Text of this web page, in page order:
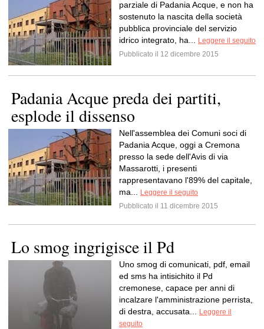
parziale di Padania Acque, e non ha
sostenuto la nascita della società
pubblica provinciale del servizio
idrico integrato, ha...
Leggere il seguito
Pubblicato il 12 dicembre 2015
Padania Acque preda dei partiti,
esplode il dissenso
Nell'assemblea dei Comuni soci di
Padania Acque, oggi a Cremona
presso la sede dell'Avis di via
Massarotti, i presenti
rappresentavano l'89% del capitale,
ma...
Leggere il seguito
Pubblicato il 11 dicembre 2015
Lo smog ingrigisce il Pd
Uno smog di comunicati, pdf, email
ed sms ha intisichito il Pd
cremonese, capace per anni di
incalzare l'amministrazione perrista,
di destra, accusata...
Leggere il
seguito